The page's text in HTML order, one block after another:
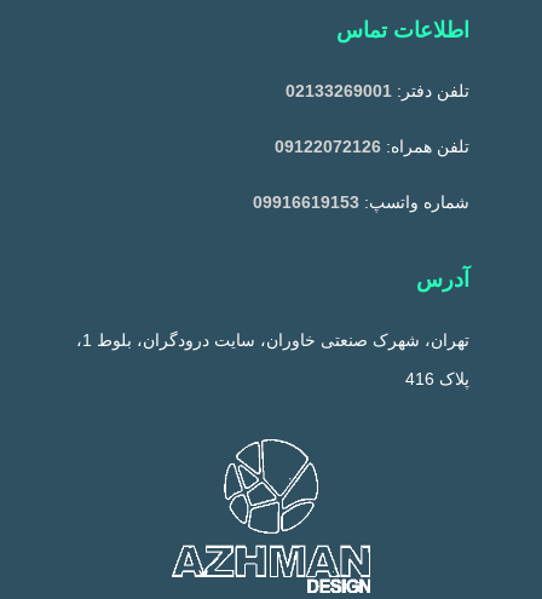
اطلاعات تماس
تلفن دفتر: 02133269001
تلفن همراه: 09122072126
شماره واتسپ: 09916619153
آدرس
تهران، شهرک صنعتی خاوران، سایت درودگران، بلوط 1،
پلاک 416